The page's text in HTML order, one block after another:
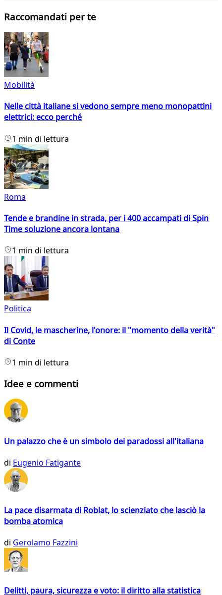
Raccomandati per te
Mobilità
Nelle città italiane si vedono sempre meno monopattini
elettrici: ecco perché
1 min di lettura
Roma
Tende e brandine in strada, per i 400 accampati di Spin
Time soluzione ancora lontana
1 min di lettura
Politica
Il Covid, le mascherine, l'onore: il "momento della verità"
di Conte
1 min di lettura
Idee e commenti
Un palazzo che è un simbolo dei paradossi all'italiana
di Eugenio Fatigante
La pace disarmata di Roblat, lo scienziato che lasciò la
bomba atomica
di Gerolamo Fazzini
Delitti, paura, sicurezza e voto: il diritto alla statistica